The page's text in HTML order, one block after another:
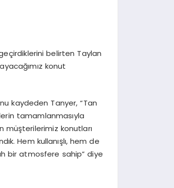
belirten Taylan
konut
kaydeden Tanyer, “Tan
tamamlanmasıyla
müşterilerimiz konutları
Hem kullanışlı, hem de
bir atmosfere sahip” diye